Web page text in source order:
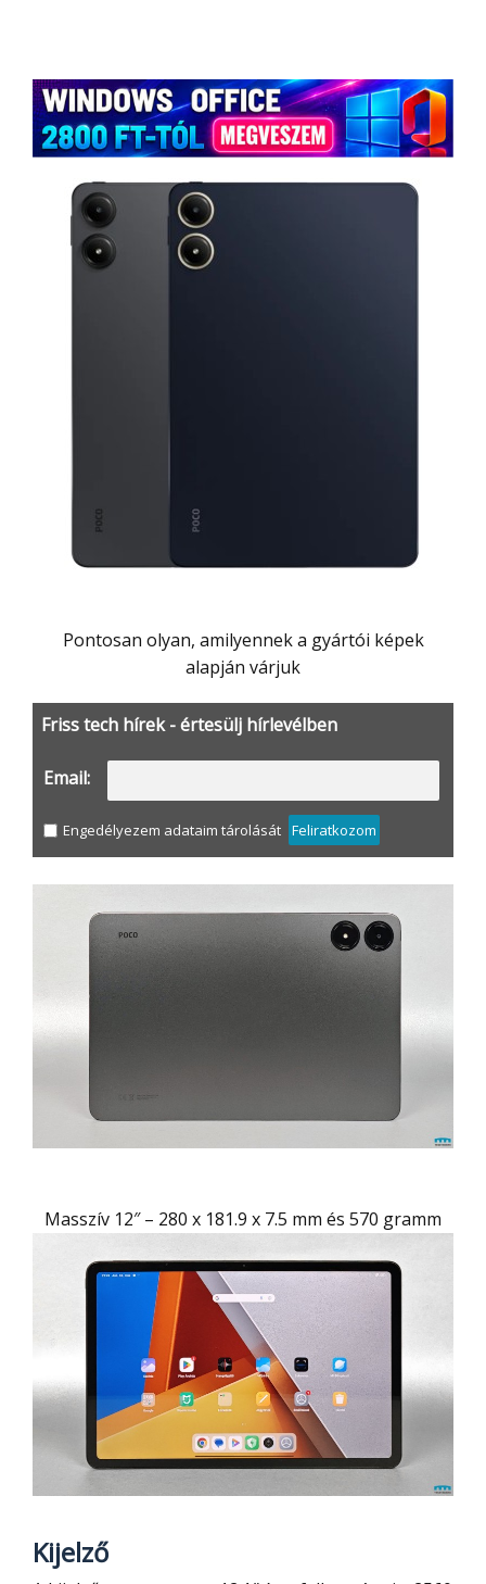
Pontosan olyan, amilyennek a gyártói képek
alapján várjuk
Friss tech hírek - értesülj hírlevélben
Email:
Engedélyezem adataim tárolását Feliratkozom
Masszív 12″ – 280 x 181.9 x 7.5 mm és 570 gramm
Kijelző